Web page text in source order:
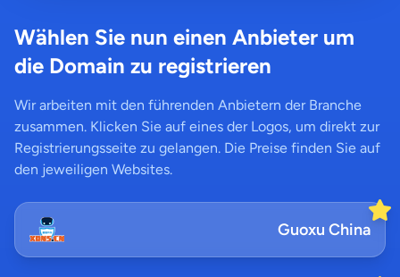
Wählen Sie nun einen Anbieter um
die Domain zu registrieren
Wir arbeiten mit den führenden Anbietern der Branche
zusammen. Klicken Sie auf eines der Logos, um direkt zur
Registrierungsseite zu gelangen. Die Preise finden Sie auf
den jeweiligen Websites.
Guoxu China